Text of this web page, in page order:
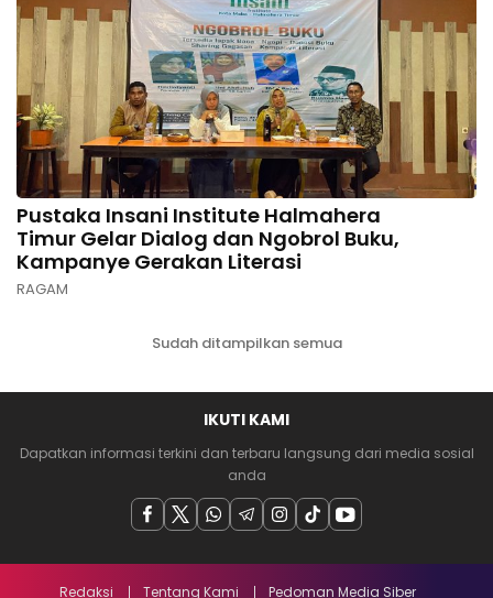
Pustaka Insani Institute Halmahera
Timur Gelar Dialog dan Ngobrol Buku,
Kampanye Gerakan Literasi
RAGAM
Sudah ditampilkan semua
IKUTI KAMI
Dapatkan informasi terkini dan terbaru langsung dari media sosial
anda
Redaksi Tentang Kami Pedoman Media Siber